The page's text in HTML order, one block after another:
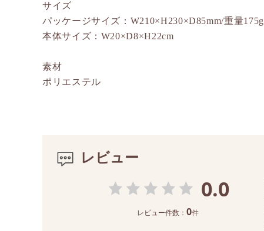
サイズ
パッケージサイズ：W210×H230×D85mm/重量175g
本体サイズ：W20×D8×H22cm
素材
ポリエステル
レビュー
0.0
レビュー件数： 0件